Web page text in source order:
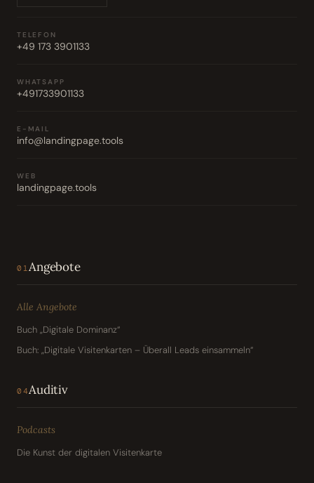
TELEFON
+49 173 3901133
WHATSAPP
+491733901133
E-MAIL
info@landingpage.tools
WEB
landingpage.tools
01 Angebote
Alle Angebote
Buch „Digitale Dominanz“
Buch: „Digitale Visitenkarten – Überall Leads einsammeln“
04Auditiv
Podcasts
Die Kunst der digitalen Visitenkarte